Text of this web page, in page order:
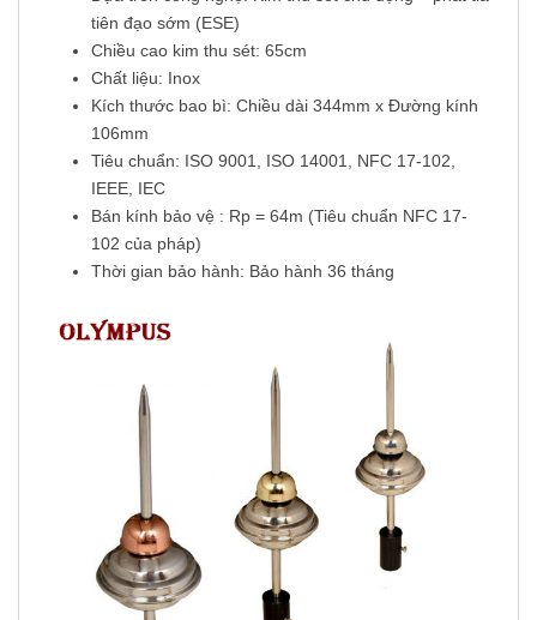
tiên đạo sớm (ESE)
Chiều cao kim thu sét: 65cm
Chất liệu: Inox
Kích thước bao bì: Chiều dài 344mm x Đường kính
106mm
Tiêu chuẩn: ISO 9001, ISO 14001, NFC 17-102,
IEEE, IEC
Bán kính bảo vệ : Rp = 64m (Tiêu chuẩn NFC 17-
102 của pháp)
Thời gian bảo hành: Bảo hành 36 tháng